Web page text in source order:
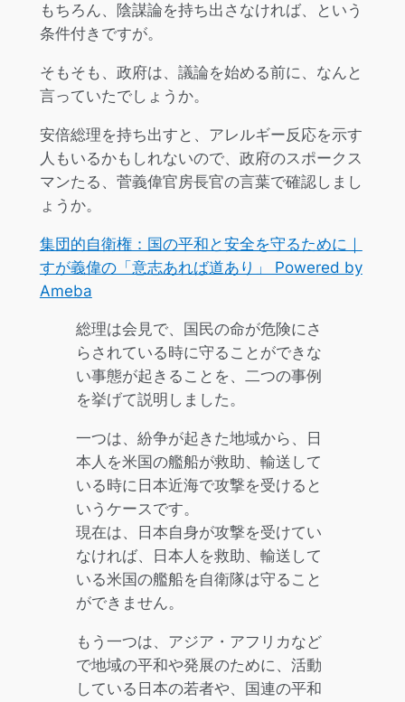
もちろん、陰謀論を持ち出さなければ、という
条件付きですが。
そもそも、政府は、議論を始める前に、なんと
言っていたでしょうか。
安倍総理を持ち出すと、アレルギー反応を示す
人もいるかもしれないので、政府のスポークス
マンたる、菅義偉官房長官の言葉で確認しまし
ょうか。
集団的自衛権：国の平和と安全を守るために｜
すが義偉の「意志あれば道あり」 Powered by
Ameba
総理は会見で、国民の命が危険にさ
らされている時に守ることができな
い事態が起きることを、二つの事例
を挙げて説明しました。
一つは、紛争が起きた地域から、日
本人を米国の艦船が救助、輸送して
いる時に日本近海で攻撃を受けると
いうケースです。
現在は、日本自身が攻撃を受けてい
なければ、日本人を救助、輸送して
いる米国の艦船を自衛隊は守ること
ができません。
もう一つは、アジア・アフリカなど
で地域の平和や発展のために、活動
している日本の若者や、国連の平和